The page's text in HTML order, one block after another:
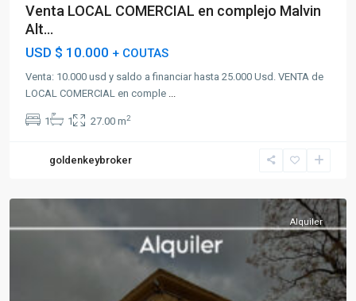
Venta LOCAL COMERCIAL en complejo Malvin
Alt...
USD $ 10.000 + COUTAS
Venta: 10.000 usd y saldo a financiar hasta 25.000 Usd. VENTA de
LOCAL COMERCIAL en comple ...
1 1 27.00 m2
goldenkeybroker
Alquiler